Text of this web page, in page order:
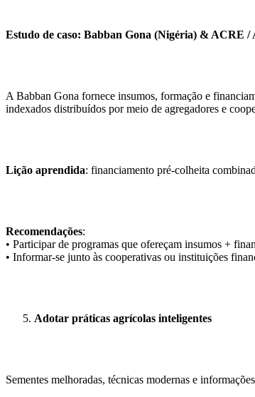
Estudo de caso: Babban Gona (Nigéria) & ACRE
A Babban Gona fornece insumos, formação e
indexados distribuídos por meio de agregadores e
Lição aprendida: financiamento pré-colheita
Recomendações:
• Participar de programas que ofereçam insumos +
• Informar-se junto às cooperativas ou instituições
Adotar práticas agrícolas inteligentes
Sementes melhoradas, técnicas modernas e